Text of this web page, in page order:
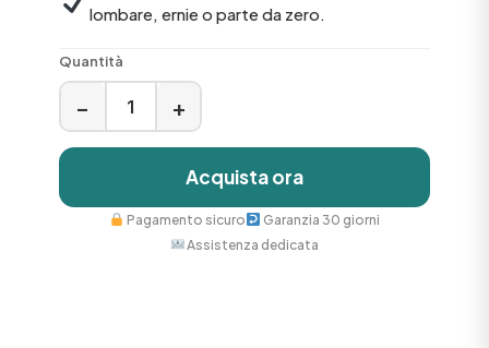
lombare, ernie o parte da zero.
Quantità
− +
Acquista ora
Pagamento sicuro
Garanzia 30 giorni
Assistenza dedicata